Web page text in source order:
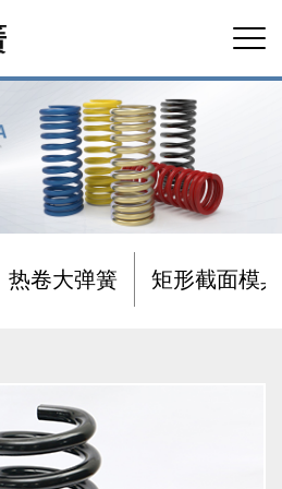
热卷大弹簧 矩形截面模